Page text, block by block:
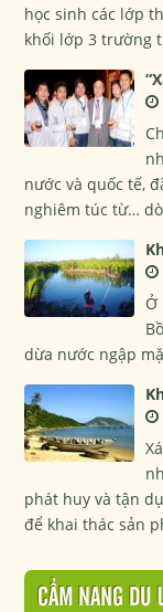
học sinh các lớp
khối lớp 3 trường
nước và quốc tế,
nghiêm túc từ…
Ở
dừa nước ngập
phát huy và tận
để khai thác sản
CẨM NANG DU